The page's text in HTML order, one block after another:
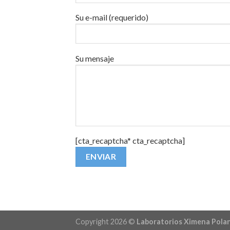
Su e-mail (requerido)
Su mensaje
[cta_recaptcha* cta_recaptcha]
Copyright 2026 © Laboratorios Ximena